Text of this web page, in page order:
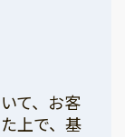
て、お客
上で、基